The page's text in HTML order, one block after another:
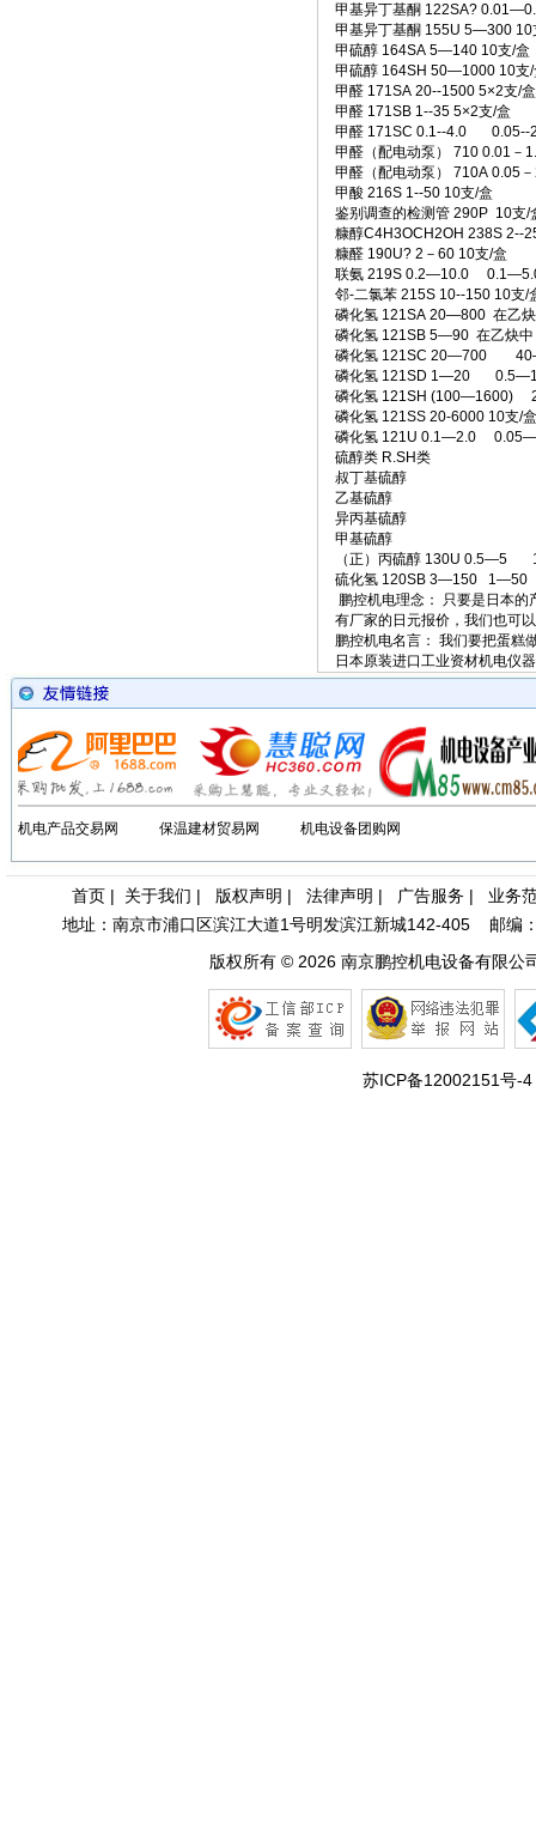
• [网站公告] 住友电装
• [网站公告]
佐藤制
甲基异丁基酮 122SA?
甲基异丁基酮 155U 5—300 10
甲硫醇 164SA 5—140 10支/盒
甲硫醇 164SH 50—1000 10支/
甲醛 171SA 20--1500 5×2支/盒
甲醛 171SB 1--35 5×2支/盒
甲醛 171SC 0.1--4.0 0.05--
甲醛（配电动泵） 710 0.01－
甲醛（配电动泵） 710A 0.05
甲酸 216S 1--50 10支/盒
鉴别调查的检测管 290P 10支/
糠醇C4H3OCH2OH 238S 2--
糠醛 190U? 2－60 10支/盒
联氨 219S 0.2—10.0
邻-二氯苯 215S 10--150 10支/
磷化氢 121SA 20—800 在乙
磷化氢 121SB 5—90 在乙炔中
磷化氢 121SC 20—700
磷化氢 121SD 1—20
磷化氢 121SH (100—1600)
磷化氢 121SS 20-6000 10支/盒
磷化氢 121U 0.1—2.0
硫醇类 R.SH类
叔丁基硫醇
乙基硫醇
异丙基硫醇
甲基硫醇
（正）丙硫醇 130U 0.5—5
硫化氢 120SB 3—150 1—50
鹏控机电理念： 只要是日本
有厂家的日元报价，我们也可
鹏控机电名言： 我们要把蛋糕
日本原装进口工业资材机电仪
机电产品交易网 保温建材贸易网 机电设备团购网
首页 | 关于我们 | 版权声明 | 法律声明 | 广告服务 | 业务
地址：南京市浦口区滨江大道1号明发滨江新城142-405 邮
版权所有 © 2026 南京鹏控机电设备有限公
苏ICP备12002151号-4